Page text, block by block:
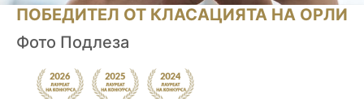
ПОБЕДИТЕЛ ОТ КЛАСАЦИЯТА НА ОРЛИ
Фото Подлеза